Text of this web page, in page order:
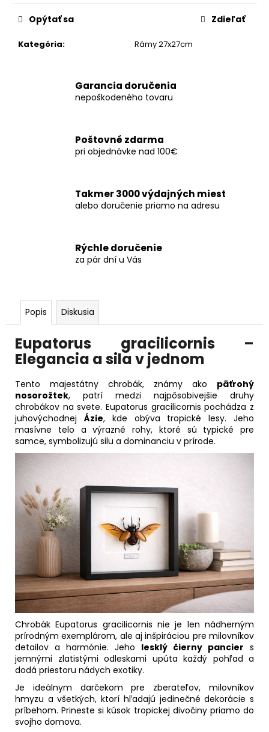
cena:
Kategória: Rámy 27x27cm
Opýtať sa Zdieľať
Garancia doručenia
nepoškodeného tovaru
Poštovné zdarma
pri objednávke nad 100€
Takmer 3000 výdajných miest
alebo doručenie priamo na adresu
Rýchle doručenie
za pár dní u Vás
Popis Diskusia
Eupatorus gracilicornis –
Elegancia a sila v jednom
Tento majestátny chrobák, známy ako päťrohý
nosorožtek, patrí medzi najpôsobivejšie druhy
chrobákov na svete. Eupatorus gracilicornis pochádza z
juhovýchodnej Ázie, kde obýva tropické lesy. Jeho
masívne telo a výrazné rohy, ktoré sú typické pre
samce, symbolizujú silu a dominanciu v prírode.
Chrobák Eupatorus gracilicornis nie je len nádherným
prírodným exemplárom, ale aj inšpiráciou pre milovníkov
detailov a harmónie. Jeho lesklý čierny pancier s
jemnými zlatistými odleskami upúta každý pohľad a
dodá priestoru nádych exotiky.
Je ideálnym darčekom pre zberateľov, milovníkov
hmyzu a všetkých, ktorí hľadajú jedinečné dekorácie s
príbehom. Prineste si kúsok tropickej divočiny priamo do
svojho domova.
a
e